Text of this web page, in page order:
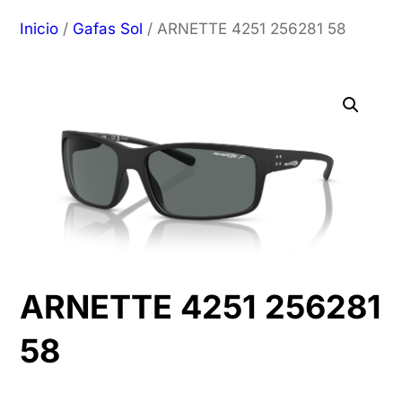
Inicio / Gafas Sol / ARNETTE 4251 256281 58
ARNETTE 4251 256281
58